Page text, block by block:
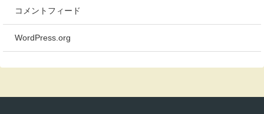
コメントフィード
WordPress.org